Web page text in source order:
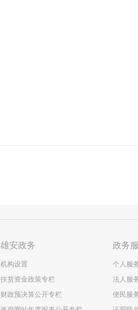
雄安政务
机构设置
扶贫资金政策专栏
财政预决算公开专栏
政务
个人服
法人服
便民服